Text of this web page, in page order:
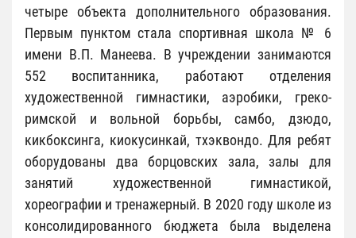
четыре объекта дополнительного образования.
Первым пунктом стала спортивная школа № 6
имени В.П. Манеева. В учреждении занимаются
552 воспитанника, работают отделения
художественной гимнастики, аэробики, греко-
римской и вольной борьбы, самбо, дзюдо,
кикбоксинга, киокусинкай, тхэквондо. Для ребят
оборудованы два борцовских зала, залы для
занятий художественной гимнастикой,
хореографии и тренажерный. В 2020 году школе из
консолидированного бюджета была выделена